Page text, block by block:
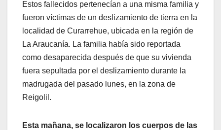
Estos fallecidos pertenecían a una misma familia y
fueron víctimas de un deslizamiento de tierra en la
localidad de Curarrehue, ubicada en la región de
La Araucanía. La familia había sido reportada
como desaparecida después de que su vivienda
fuera sepultada por el deslizamiento durante la
madrugada del pasado lunes, en la zona de
Reigolil.
Esta mañana, se localizaron los cuerpos de las